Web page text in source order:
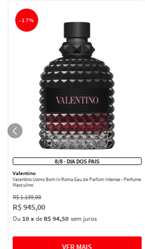
-17%
8/8 - DIA DOS PAIS
Valentino
Valentino Uomo Born In Roma Eau de Parfum Intense - Perfume
Masculino
R$1.139,00
R$945,00
Ou 10xdeR$ 94,50 sem juros